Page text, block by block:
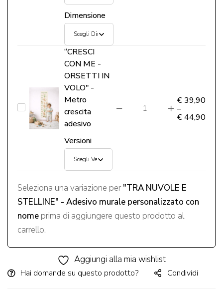
finestra
3D
Dimensione
“CRESCI
CON
VOLO"
-
Metro
crescita
adesivo
“CRESCI
CON ME -
ORSETTI IN
VOLO" -
Metro
crescita
adesivo
Versioni
€39,90
–
€44,90
Seleziona una variazione per "TRA NUVOLE E
STELLINE" - Adesivo murale personalizzato con
nome prima di aggiungere questo prodotto al
carrello.
Aggiungi alla mia wishlist
Hai domande su questo prodotto? Condividi